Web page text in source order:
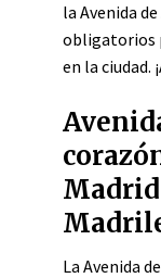
la Avenida
obligatorios
en la ciudad.
La Avenida